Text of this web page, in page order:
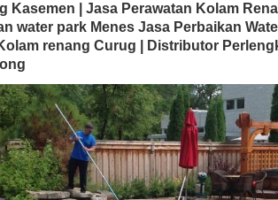
Kasemen | Jasa Perawatan Kolam
water park Menes Jasa Perbaikan
renang Curug | Distributor
BEST SELLER